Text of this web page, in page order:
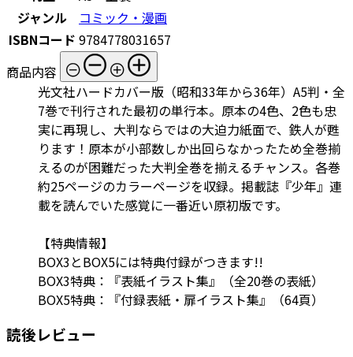
ジャンル
コミック・漫画
ISBNコード 9784778031657
商品内容
光文社ハードカバー版（昭和33年から36年）A5判・全
7巻で刊行された最初の単行本。原本の4色、2色も忠
実に再現し、大判ならではの大迫力紙面で、鉄人が甦
ります！原本が小部数しか出回らなかったため全巻揃
えるのが困難だった大判全巻を揃えるチャンス。各巻
約25ページのカラーページを収録。掲載誌『少年』連
載を読んでいた感覚に一番近い原初版です。
【特典情報】
BOX3とBOX5には特典付録がつきます!!
BOX3特典：『表紙イラスト集』（全20巻の表紙）
BOX5特典：『付録表紙・扉イラスト集』（64頁）
読後レビュー